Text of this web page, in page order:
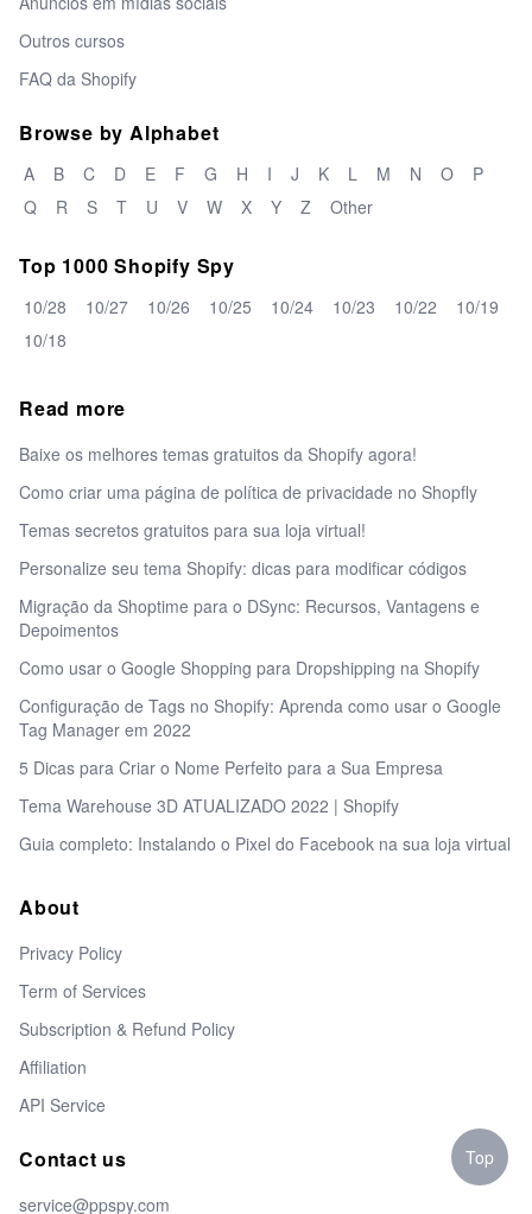
Outros cursos
FAQ da Shopify
Browse by Alphabet
A B C D E F G H I J K L M N O
P
Q
R S T U V W X Y Z Other
Top 1000 Shopify Spy
10/28 10/27 10/26 10/25 10/24 10/23 10/22
10/19
10/18
Read more
Baixe os melhores temas gratuitos da Shopify agora!
Como criar uma página de política de privacidade no Shopfly
Temas secretos gratuitos para sua loja virtual!
Personalize seu tema Shopify: dicas para modificar códigos
Migração da Shoptime para o DSync: Recursos, Vantagens e
Depoimentos
Como usar o Google Shopping para Dropshipping na Shopify
Configuração de Tags no Shopify: Aprenda como usar o Google
Tag Manager em 2022
5 Dicas para Criar o Nome Perfeito para a Sua Empresa
Tema Warehouse 3D ATUALIZADO 2022 | Shopify
Guia completo: Instalando o Pixel do Facebook na sua loja virtual
About
Privacy Policy
Term of Services
Subscription & Refund Policy
Affiliation
API Service
Contact us
service@ppspy.com
Top